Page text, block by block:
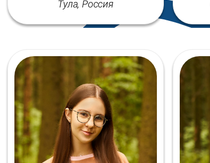
Тула, Россия